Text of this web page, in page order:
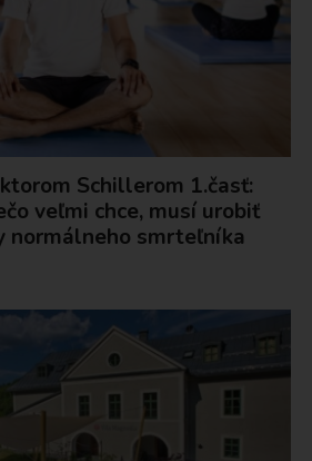
Schillerom 1.časť:
veľmi chce, musí urobiť
normálneho smrteľníka